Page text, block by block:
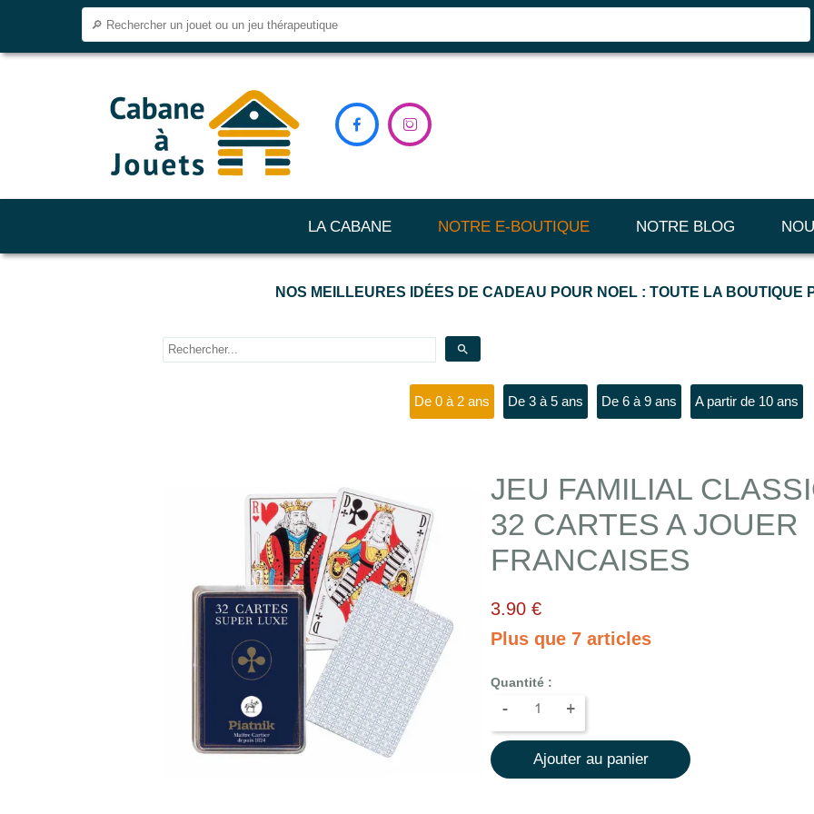
LA CABANE NOTRE E-BOUTIQUE NOTRE BLOG
 
NOS MEILLEURES IDÉES DE CADEAU POUR NOEL : TOUTE LA BOUTIQUE
search
De 0 à 2 ans De 3 à 5 ans De 6 à 9 ans A partir de 10 ans
JEU FAMILIAL
32 CARTES A JOUER
FRANCAISES
3.90 €
Plus que 7 articles
Quantité :
- +
Ajouter au panier